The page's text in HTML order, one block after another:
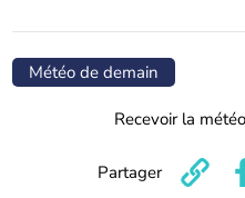
Météo de demain
Recevoir la
Partager